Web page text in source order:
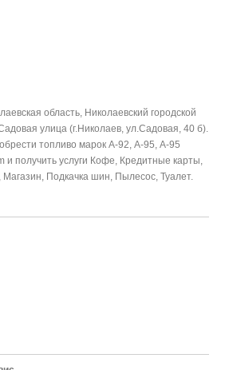
область, Николаевский городской
улица (г.Николаев, ул.Садовая, 40 б).
топливо марок А-92, А-95, А-95
и получить услуги Кофе, Кредитные карты,
Магазин, Подкачка шин, Пылесос, Туалет.